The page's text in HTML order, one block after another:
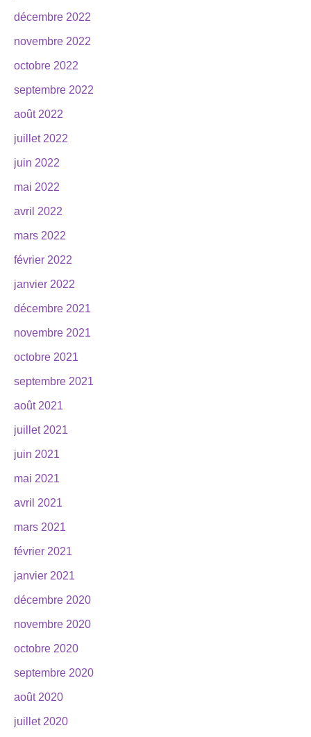
décembre 2022
novembre 2022
octobre 2022
septembre 2022
août 2022
juillet 2022
juin 2022
mai 2022
avril 2022
mars 2022
février 2022
janvier 2022
décembre 2021
novembre 2021
octobre 2021
septembre 2021
août 2021
juillet 2021
juin 2021
mai 2021
avril 2021
mars 2021
février 2021
janvier 2021
décembre 2020
novembre 2020
octobre 2020
septembre 2020
août 2020
juillet 2020